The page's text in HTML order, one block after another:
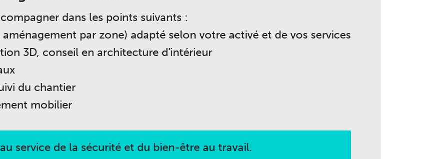
dans les points suivants :
par zone) adapté selon votre activé et de vos services
3D, conseil en architecture d'intérieur
du chantier
mobilier
service de la sécurité et du bien-être au travail.